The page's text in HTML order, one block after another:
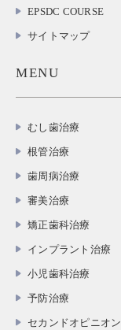
EPSDC COURSE
サイトマップ
MENU
むし歯治療
根管治療
歯周病治療
審美治療
矯正歯科治療
インプラント治療
小児歯科治療
予防治療
セカンドオピニオン